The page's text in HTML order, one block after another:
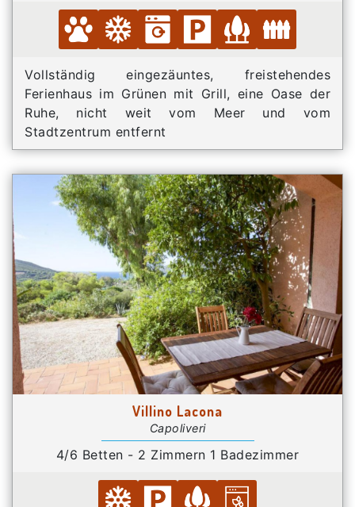
Vollständig eingezäuntes, freistehendes
Ferienhaus im Grünen mit Grill, eine Oase der
Ruhe, nicht weit vom Meer und vom
Stadtzentrum entfernt
Villino Lacona
Capoliveri
4/6 Betten - 2 Zimmern 1 Badezimmer